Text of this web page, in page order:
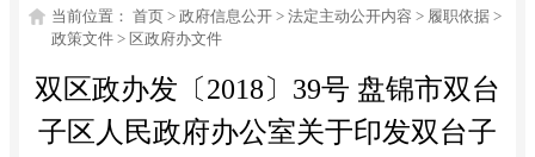
当前位置：首页 > 政府信息公开 > 法定主动公开内容 > 履职依据 >
政策文件 > 区政府办文件
双区政办发〔2018〕39号 盘锦市双台
子区人民政府办公室关于印发双台子